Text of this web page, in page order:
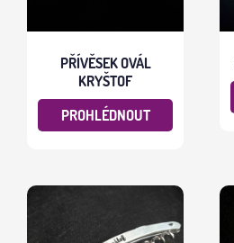
PŘÍVĚSEK OVÁL
KRYŠTOF
PROHLÉDNOUT